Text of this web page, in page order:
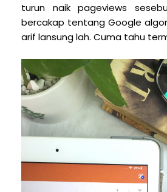
turun naik pageviews
bercakap tentang Google
arif lansung lah. Cuma tahu